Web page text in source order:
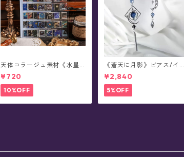
天体コラージュ素材《水星
恋序》ステッカー(8シート)
¥720
10%OFF
《蒼天に月影》ピアス/イヤ
リング
¥2,840
5%OFF